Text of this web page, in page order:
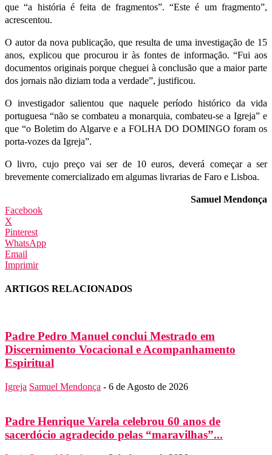
que “a história é feita de fragmentos”. “Este é um fragmento”,
acrescentou.
O autor da nova publicação, que resulta de uma investigação de 15
anos, explicou que procurou ir às fontes de informação. “Fui aos
documentos originais porque cheguei à conclusão que a maior parte
dos jornais não diziam toda a verdade”, justificou.
O investigador salientou que naquele período histórico da vida
portuguesa “não se combateu a monarquia, combateu-se a Igreja” e
que “o Boletim do Algarve e a FOLHA DO DOMINGO foram os
porta-vozes da Igreja”.
O livro, cujo preço vai ser de 10 euros, deverá começar a ser
brevemente comercializado em algumas livrarias de Faro e Lisboa.
Samuel Mendonça
Facebook
X
Pinterest
WhatsApp
Email
Imprimir
ARTIGOS RELACIONADOS
Padre Pedro Manuel conclui Mestrado em
Discernimento Vocacional e Acompanhamento
Espiritual
Igreja Samuel Mendonça - 6 de Agosto de 2026
Padre Henrique Varela celebrou 60 anos de
sacerdócio agradecido pelas “maravilhas”...